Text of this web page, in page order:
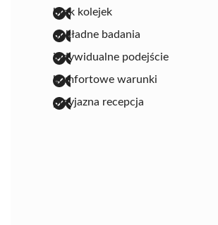
brak kolejek
dokładne badania
indywidualne podejście
komfortowe warunki
przyjazna recepcja